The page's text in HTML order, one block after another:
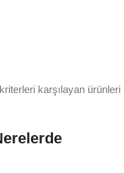
karşılayan ürünleri